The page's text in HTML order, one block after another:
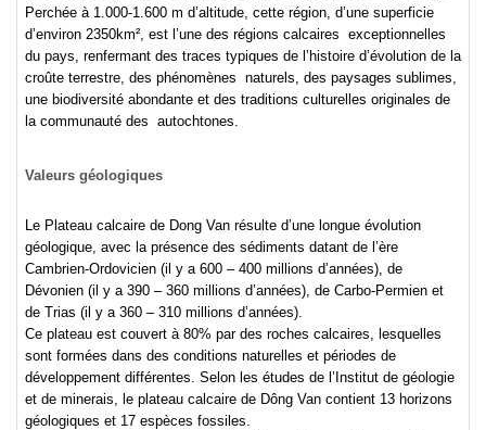
Perchée à 1.000-1.600 m d’altitude, cette région, d’une superficie
d’environ 2350km², est l’une des régions calcaires exceptionnelles
du pays, renfermant des traces typiques de l’histoire d’évolution de la
croûte terrestre, des phénomènes naturels, des paysages sublimes,
une biodiversité abondante et des traditions culturelles originales de
la communauté des autochtones.
Valeurs géologiques
Le Plateau calcaire de Dong Van résulte d’une longue évolution
géologique, avec la présence des sédiments datant de l’ère
Cambrien-Ordovicien (il y a 600 – 400 millions d’années), de
Dévonien (il y a 390 – 360 millions d’années), de Carbo-Permien et
de Trias (il y a 360 – 310 millions d’années).
Ce plateau est couvert à 80% par des roches calcaires, lesquelles
sont formées dans des conditions naturelles et périodes de
développement différentes. Selon les études de l’Institut de géologie
et de minerais, le plateau calcaire de Dông Van contient 13 horizons
géologiques et 17 espèces fossiles.